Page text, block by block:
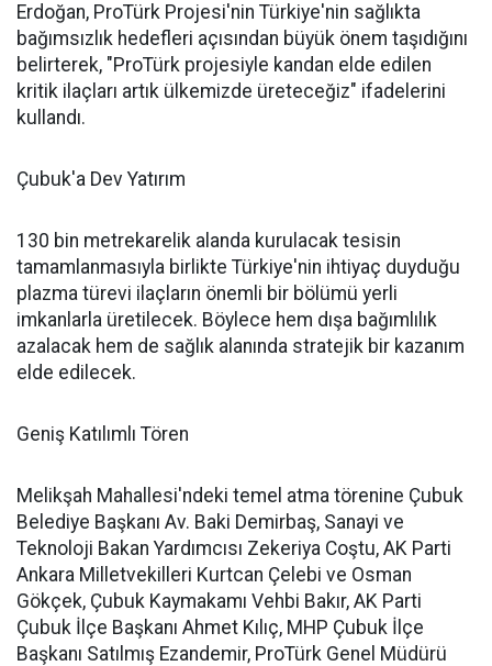
Erdoğan, ProTürk Projesi'nin Türkiye'nin sağlıkta
bağımsızlık hedefleri açısından büyük önem taşıdığını
belirterek, "ProTürk projesiyle kandan elde edilen
kritik ilaçları artık ülkemizde üreteceğiz" ifadelerini
kullandı.
Çubuk'a Dev Yatırım
130 bin metrekarelik alanda kurulacak tesisin
tamamlanmasıyla birlikte Türkiye'nin ihtiyaç duyduğu
plazma türevi ilaçların önemli bir bölümü yerli
imkanlarla üretilecek. Böylece hem dışa bağımlılık
azalacak hem de sağlık alanında stratejik bir kazanım
elde edilecek.
Geniş Katılımlı Tören
Melikşah Mahallesi'ndeki temel atma törenine Çubuk
Belediye Başkanı Av. Baki Demirbaş, Sanayi ve
Teknoloji Bakan Yardımcısı Zekeriya Coştu, AK Parti
Ankara Milletvekilleri Kurtcan Çelebi ve Osman
Gökçek, Çubuk Kaymakamı Vehbi Bakır, AK Parti
Çubuk İlçe Başkanı Ahmet Kılıç, MHP Çubuk İlçe
Başkanı Satılmış Ezandemir, ProTürk Genel Müdürü